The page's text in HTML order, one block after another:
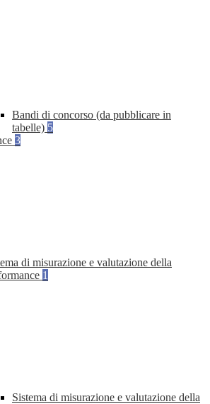
Bandi di concorso (da pubblicare in
tabelle) 5
3
di misurazione e valutazione della
1
Sistema di misurazione e valutazione della